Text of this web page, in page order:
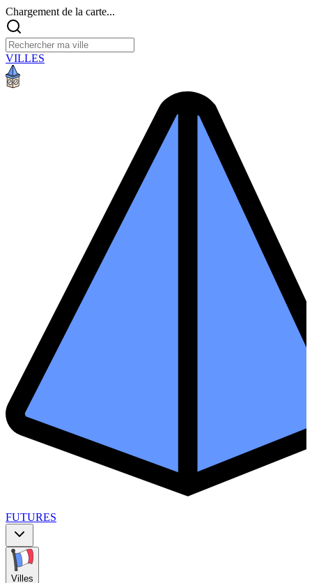
Chargement de la carte...
VILLES
FUTURES
Villes